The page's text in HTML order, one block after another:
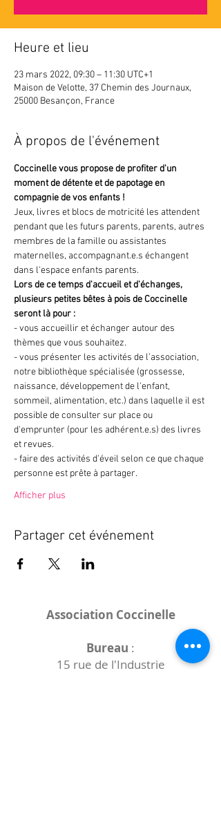
Heure et lieu
23 mars 2022, 09:30 – 11:30 UTC+1
Maison de Velotte, 37 Chemin des Journaux,
25000 Besançon, France
À propos de l'événement
Coccinelle vous propose de profiter d'un
moment de détente et de papotage en
compagnie de vos enfants !
Jeux, livres et blocs de motricité les attendent
pendant que les futurs parents, parents, autres
membres de la famille ou assistantes
maternelles, accompagnant.e.s échangent
dans l'espace enfants parents.
Lors de ce temps d'accueil et d'échanges,
plusieurs petites bêtes à pois de Coccinelle
seront là pour :
- vous accueillir et échanger autour des
thèmes que vous souhaitez.
- vous présenter les activités de l’association,
notre bibliothèque spécialisée (grossesse,
naissance, développement de l'enfant,
sommeil, alimentation, etc.) dans laquelle il est
possible de consulter sur place ou
d'emprunter (pour les adhérent.e.s) des livres
et revues.
- faire des activités d'éveil selon ce que chaque
personne est prête à partager.
Afficher plus
Partager cet événement
Association Coccinelle
Bureau :
15 rue de l'Industrie